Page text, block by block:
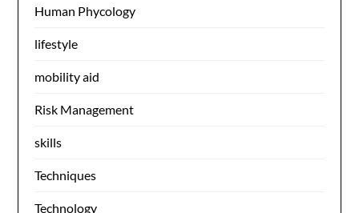
Human Phycology
lifestyle
mobility aid
Risk Management
skills
Techniques
Technology